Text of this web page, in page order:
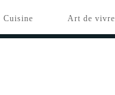
Cuisine Art de vivre